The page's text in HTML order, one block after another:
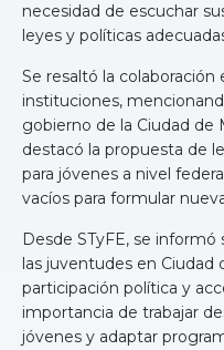
necesidad de escuchar
leyes y políticas
Se resaltó la
instituciones,
gobierno de la Ciudad de
destacó la propuesta de
para jóvenes a nivel
vacíos para formular
Desde STyFE, se
las juventudes en Ciudad
participación política y
importancia de trabajar
jóvenes y adaptar